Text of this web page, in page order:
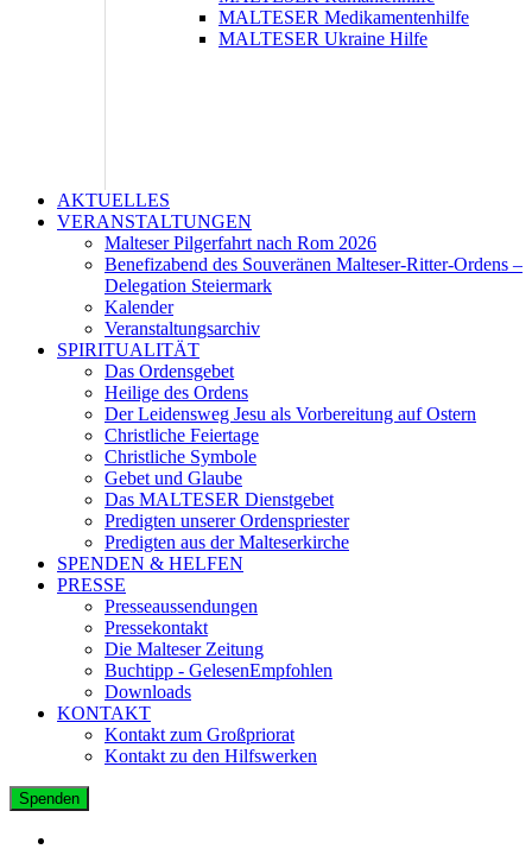
MALTESER Medikamentenhilfe
MALTESER Ukraine Hilfe
AKTUELLES
VERANSTALTUNGEN
Malteser Pilgerfahrt nach Rom 2026
Benefizabend des Souveränen Malteser-Ritter-Ordens –
Delegation Steiermark
Kalender
Veranstaltungsarchiv
SPIRITUALITÄT
Das Ordensgebet
Heilige des Ordens
Der Leidensweg Jesu als Vorbereitung auf Ostern
Christliche Feiertage
Christliche Symbole
Gebet und Glaube
Das MALTESER Dienstgebet
Predigten unserer Ordenspriester
Predigten aus der Malteserkirche
SPENDEN & HELFEN
PRESSE
Presseaussendungen
Pressekontakt
Die Malteser Zeitung
Buchtipp - GelesenEmpfohlen
Downloads
KONTAKT
Kontakt zum Großpriorat
Kontakt zu den Hilfswerken
Spenden